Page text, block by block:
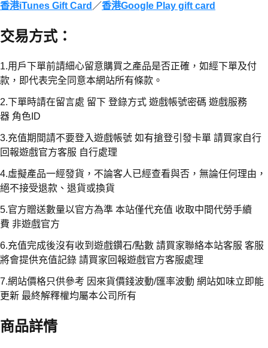
香港iTunes Gift Card ／香港Google Play gift card
交易方式：
1.用戶下單前請細心留意購買之產品是否正確，如經下單及付
款，即代表完全同意本網站所有條款。
2.下單時請在留言處 留下 登錄方式 遊戲帳號密碼 遊戲服務
器 角色ID
3.充值期間請不要登入遊戲帳號 如有搶登引發卡單 請買家自行
回報遊戲官方客服 自行處理
4.虛擬產品一經發貨，不論客人已經查看與否，無論任何理由，
絕不接受退款、退貨或換貨
5.官方贈送數量以官方為準 本站僅代充值 收取中間代勞手續
費 非遊戲官方
6.充值完成後沒有收到遊戲鑽石/點數 請買家聯絡本站客服 客服
將會提供充值記錄 請買家回報遊戲官方客服處理
7.網站價格只供參考 因來貨價錢波動/匯率波動 網站如味立即能
更新 最終解釋權均屬本公司所有
商品詳情